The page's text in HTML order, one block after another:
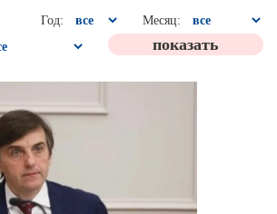
Год:
Месяц: